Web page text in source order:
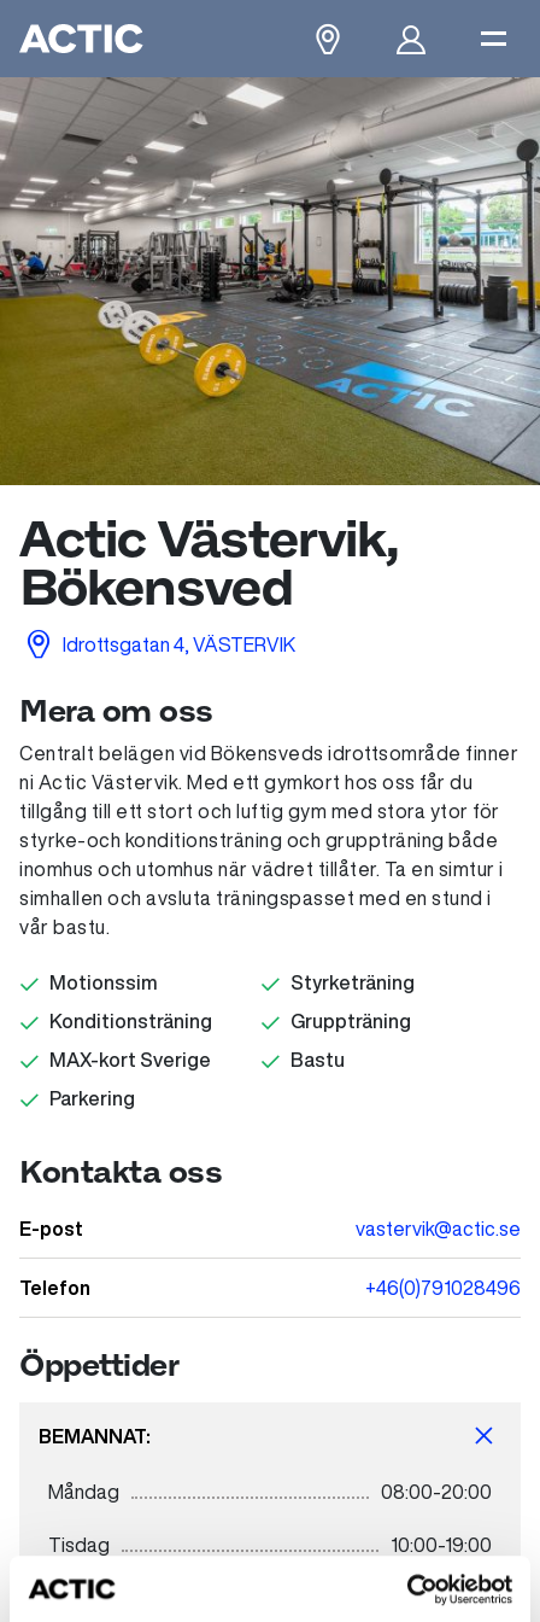
Actic Västervik,
Bökensved
Idrottsgatan 4, VÄSTERVIK
Mera om oss
Centralt belägen vid Bökensveds idrottsområde finner
ni Actic Västervik. Med ett gymkort hos oss får du
tillgång till ett stort och luftig gym med stora ytor för
styrke-och konditionsträning och gruppträning både
inomhus och utomhus när vädret tillåter. Ta en simtur i
simhallen och avsluta träningspasset med en stund i
vår bastu.
Motionssim
Styrketräning
Konditionsträning
Gruppträning
MAX-kort Sverige
Bastu
Parkering
Kontakta oss
E-post vastervik@actic.se
Telefon +46(0)791028496
Öppettider
BEMANNAT:
Måndag 08:00-20:00
Tisdag 10:00-19:00
Onsdag 09:00-14:30 & 16:00-19:00